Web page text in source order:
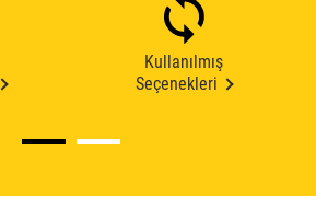
Kullanılmış
Seçenekleri